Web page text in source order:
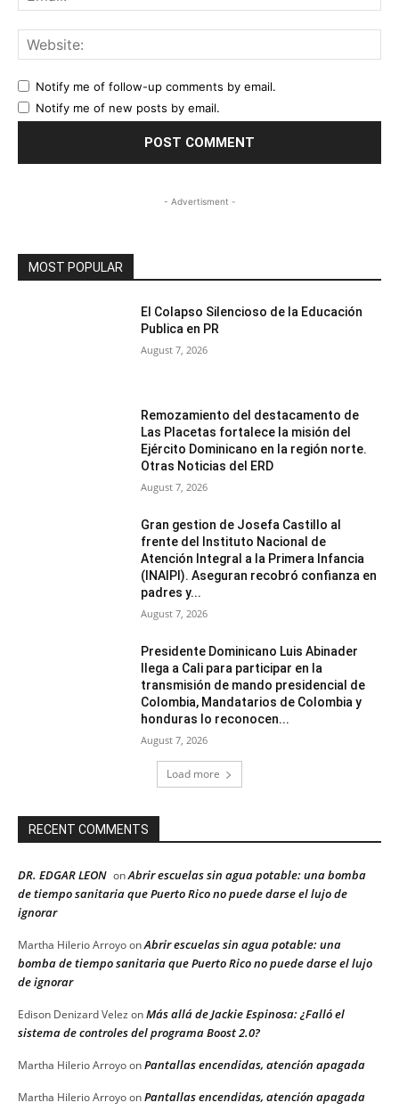
Notify me of follow-up comments by email.
Notify me of new posts by email.
- Advertisment -
MOST POPULAR
El Colapso Silencioso de la Educación
Publica en PR
August 7, 2026
Remozamiento del destacamento de
Las Placetas fortalece la misión del
Ejército Dominicano en la región norte.
Otras Noticias del ERD
August 7, 2026
Gran gestion de Josefa Castillo al
frente del Instituto Nacional de
Atención Integral a la Primera Infancia
(INAIPI). Aseguran recobró confianza en
padres y...
August 7, 2026
Presidente Dominicano Luis Abinader
llega a Cali para participar en la
transmisión de mando presidencial de
Colombia, Mandatarios de Colombia y
honduras lo reconocen...
August 7, 2026
Load more
RECENT COMMENTS
DR. EDGAR LEON onAbrir escuelas sin agua potable: una bomba
de tiempo sanitaria que Puerto Rico no puede darse el lujo de
ignorar
Martha Hilerio ArroyoonAbrir escuelas sin agua potable: una
bomba de tiempo sanitaria que Puerto Rico no puede darse el lujo
de ignorar
Edison Denizard Velez onMás allá de Jackie Espinosa: ¿Falló el
sistema de controles del programa Boost 2.0?
Martha Hilerio ArroyoonPantallas encendidas, atención apagada
Martha Hilerio ArroyoonPantallas encendidas, atención apagada